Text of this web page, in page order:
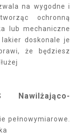
na wygodne i
ochronną
lub mechaniczne
doskonale je
że będziesz
Nawilżająco-
pełnowymiarowe.